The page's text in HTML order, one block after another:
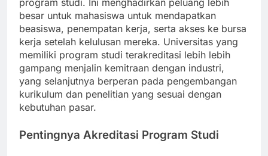
program studi. Ini menghadirkan peluang lebih
besar untuk mahasiswa untuk mendapatkan
beasiswa, penempatan kerja, serta akses ke bursa
kerja setelah kelulusan mereka. Universitas yang
memiliki program studi terakreditasi lebih lebih
gampang menjalin kemitraan dengan industri,
yang selanjutnya berperan pada pengembangan
kurikulum dan penelitian yang sesuai dengan
kebutuhan pasar.
Pentingnya Akreditasi Program Studi